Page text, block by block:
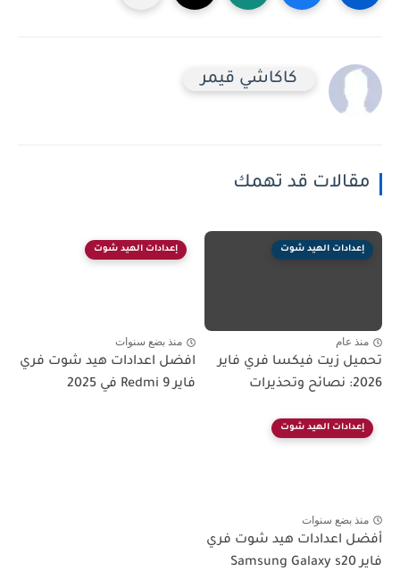
كاكاشي قيمر
مقالات قد تهمك
إعدادات الهيد شوت
منذ عام
تحميل زيت فيكسا فري فاير
2026: نصائح وتحذيرات
إعدادات الهيد شوت
منذ بضع سنوات
افضل اعدادات هيد شوت فري
فاير Redmi 9 في 2025
إعدادات الهيد شوت
منذ بضع سنوات
أفضل اعدادات هيد شوت فري
فاير Samsung Galaxy s20